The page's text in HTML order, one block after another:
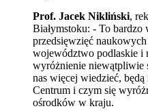
Prof. Jacek Nikliński,
Białymstoku: - To
przedsięwzięć
województwo podlaskie i
wyróżnienie niewątpliwie
nas więcej wiedzieć,
Centrum i czym się
ośrodków w kraju.